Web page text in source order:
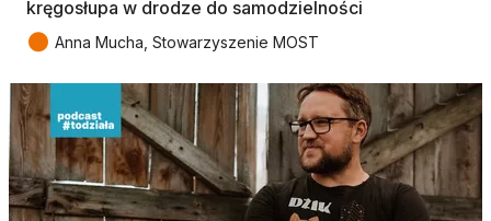
kręgosłupa w drodze do samodzielności
● Anna Mucha, Stowarzyszenie MOST